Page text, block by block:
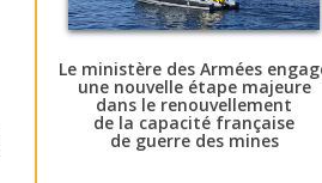
Le ministère des Armées
une nouvelle étape majeure
dans le renouvellement
de la capacité française
de guerre des mines